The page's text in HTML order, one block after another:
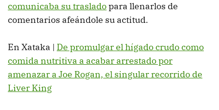
comunicaba su trasladopara llenarlos de
comentarios afeándole su actitud.
En Xataka | De promulgar el hígado crudo como
comida nutritiva a acabar arrestado por
amenazar a Joe Rogan, el singular recorrido de
Liver King